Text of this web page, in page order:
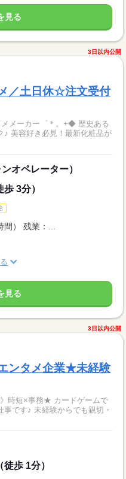
見る
3日以内公開
／土日休☆注文受付
ー゜＊。+◆ 歴史ある
♪ 美容好き必見！最新化粧品が
オペレーター）
3分）
） 残業：...
見る
3日以内公開
ンタメ企業★未経験
★ カードゲームで
です♪ 未経験からでも親切・
歩 1分）